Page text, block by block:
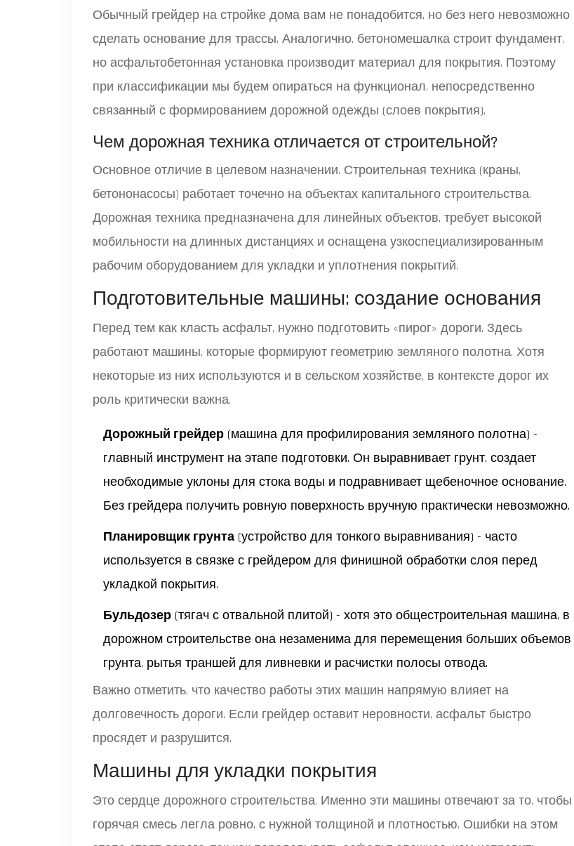
Обычный грейдер на стройке дома вам не понадобится, но без него невозможно
сделать основание для трассы. Аналогично, бетономешалка строит фундамент,
но асфальтобетонная установка производит материал для покрытия. Поэтому
при классификации мы будем опираться на функционал, непосредственно
связанный с формированием дорожной одежды (слоев покрытия).
Чем дорожная техника отличается от строительной?
Основное отличие в целевом назначении. Строительная техника (краны,
бетононасосы) работает точечно на объектах капитального строительства.
Дорожная техника предназначена для линейных объектов, требует высокой
мобильности на длинных дистанциях и оснащена узкоспециализированным
рабочим оборудованием для укладки и уплотнения покрытий.
Подготовительные машины: создание основания
Перед тем как класть асфальт, нужно подготовить «пирог» дороги. Здесь
работают машины, которые формируют геометрию земляного полотна. Хотя
некоторые из них используются и в сельском хозяйстве, в контексте дорог их
роль критически важна.
Дорожный грейдер (машина для профилирования земляного полотна) -
главный инструмент на этапе подготовки. Он выравнивает грунт, создает
необходимые уклоны для стока воды и подравнивает щебеночное основание.
Без грейдера получить ровную поверхность вручную практически невозможно.
Планировщик грунта (устройство для тонкого выравнивания) - часто
используется в связке с грейдером для финишной обработки слоя перед
укладкой покрытия.
Бульдозер (тягач с отвальной плитой) - хотя это общестроительная машина, в
дорожном строительстве она незаменима для перемещения больших объемов
грунта, рытья траншей для ливневки и расчистки полосы отвода.
Важно отметить, что качество работы этих машин напрямую влияет на
долговечность дороги. Если грейдер оставит неровности, асфальт быстро
просядет и разрушится.
Машины для укладки покрытия
Это сердце дорожного строительства. Именно эти машины отвечают за то, чтобы
горячая смесь легла ровно, с нужной толщиной и плотностью. Ошибки на этом